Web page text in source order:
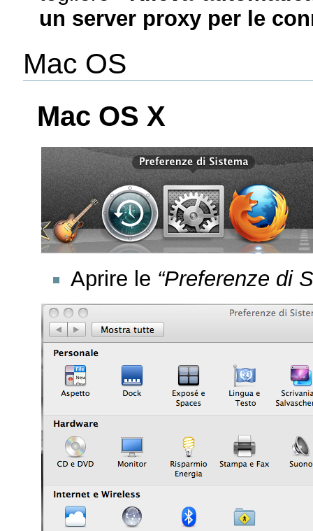
un server proxy per le
Mac OS
Mac OS X
Aprire le “Preferenze di